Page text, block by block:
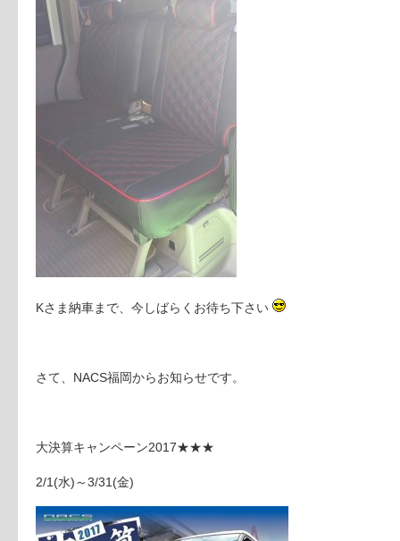
Kさま納車まで、今しばらくお待ち下さい
さて、NACS福岡からお知らせです。
大決算キャンペーン2017★★★
2/1(水)～3/31(金)